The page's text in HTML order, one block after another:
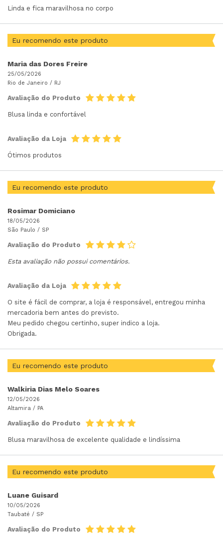
Linda e fica maravilhosa no corpo
Eu recomendo este produto
Maria das Dores Freire
25/05/2026
Rio de Janeiro / RJ
Avaliação do Produto
Blusa linda e confortável
Avaliação da Loja
Ótimos produtos
Eu recomendo este produto
Rosimar Domiciano
18/05/2026
São Paulo / SP
Avaliação do Produto
Esta avaliação não possui comentários.
Avaliação da Loja
O site é fácil de comprar, a loja é responsável, entregou minha
mercadoria bem antes do previsto.
Meu pedido chegou certinho, super indico a loja.
Obrigada.
Eu recomendo este produto
Walkiria Dias Melo Soares
12/05/2026
Altamira / PA
Avaliação do Produto
Blusa maravilhosa de excelente qualidade e lindíssima
Eu recomendo este produto
Luane Guisard
10/05/2026
Taubaté / SP
Avaliação do Produto